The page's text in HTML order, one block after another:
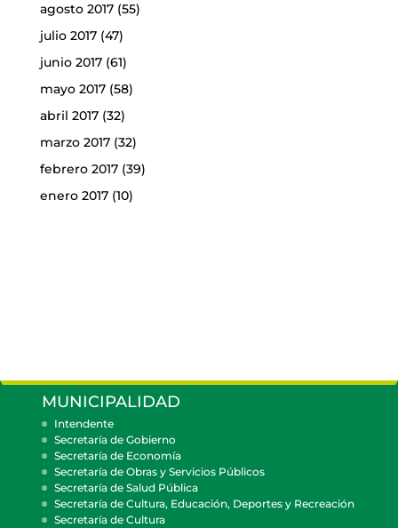
agosto 2017(55)
julio 2017(47)
junio 2017(61)
mayo 2017(58)
abril 2017(32)
marzo 2017(32)
febrero 2017(39)
enero 2017(10)
MUNICIPALIDAD
Intendente
Secretaría de Gobierno
Secretaría de Economía
Secretaría de Obras y Servicios Públicos
Secretaría de Salud Pública
Secretaría de Cultura, Educación, Deportes y Recreación
Secretaría de Cultura